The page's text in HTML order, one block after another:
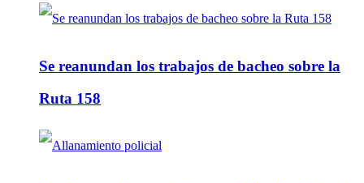
Se reanundan los trabajos de bacheo sobre la
Ruta 158